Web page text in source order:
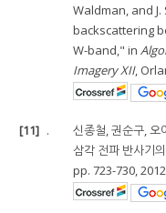
Waldman, and
backscattering
W-band," in
Imagery XII,
[11] .
신종철, 권순구, 오
삼각 전파 반사기
pp. 723-730,